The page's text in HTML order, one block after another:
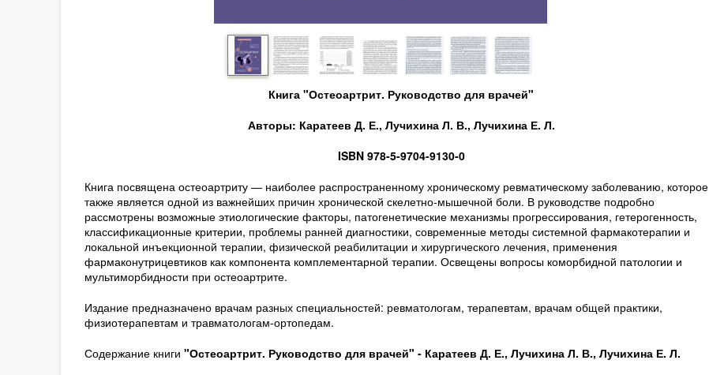
Книга "Остеоартрит. Руководство для врачей"
Авторы: Каратеев Д. Е., Лучихина Л. В., Лучихина Е. Л.
ISBN 978-5-9704-9130-0
Книга посвящена остеоартриту — наиболее распространенному хроническому ревматическому заболеванию, которое
также является одной из важнейших причин хронической скелетно-мышечной боли. В руководстве подробно
рассмотрены возможные этиологические факторы, патогенетические механизмы прогрессирования, гетерогенность,
классификационные критерии, проблемы ранней диагностики, современные методы системной фармакотерапии и
локальной инъекционной терапии, физической реабилитации и хирургического лечения, применения
фармаконутрицевтиков как компонента комплементарной терапии. Освещены вопросы коморбидной патологии и
мультиморбидности при остеоартрите.
Издание предназначено врачам разных специальностей: ревматологам, терапевтам, врачам общей практики,
физиотерапевтам и травматологам-ортопедам.
Содержание книги "Остеоартрит. Руководство для врачей" - Каратеев Д. Е., Лучихина Л. В., Лучихина Е. Л.